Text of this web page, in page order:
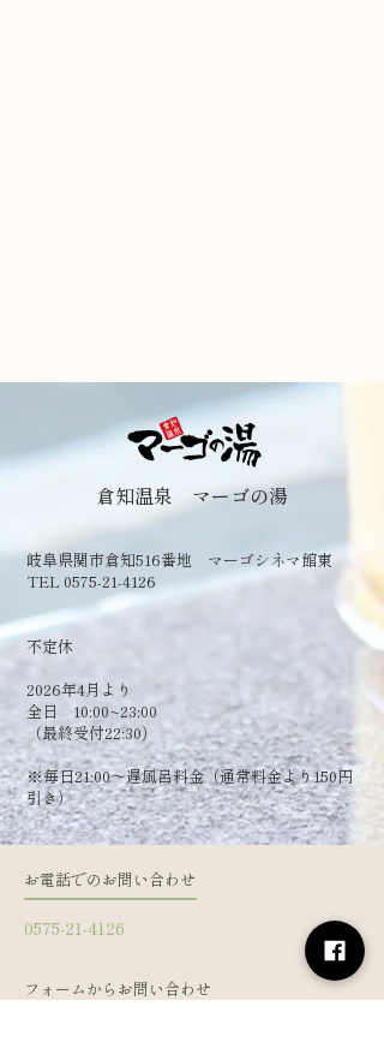
倉知温泉 マーゴの湯
岐阜県関市倉知516番地 マーゴシネマ館東
TEL 0575-21-4126
​不定休
2026年4月より
全日 10:00~23:00
（最終受付22:30）
​※毎日21:00～遅風呂料金（通常料金より150円
引き）
お電話でのお問い合わせ
0575-21-4126
フォームからお問い合わせ